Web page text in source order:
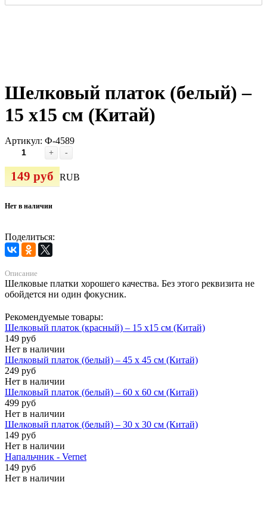
Шелковый платок (белый) –
15 х15 см (Китай)
Артикул: Ф-4589
+ -
149 руб RUB
Нет в наличии
Поделиться:
Описание
Шелковые платки хорошего качества. Без этого реквизита не
обойдется ни один фокусник.
Рекомендуемые товары:
Шелковый платок (красный) – 15 х15 см (Китай)
149 руб
Нет в наличии
Шелковый платок (белый) – 45 х 45 см (Китай)
249 руб
Нет в наличии
Шелковый платок (белый) – 60 х 60 см (Китай)
499 руб
Нет в наличии
Шелковый платок (белый) – 30 х 30 см (Китай)
149 руб
Нет в наличии
Напальчник - Vernet
149 руб
Нет в наличии